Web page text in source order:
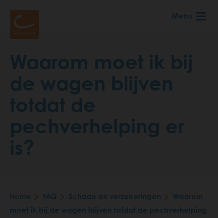
Menu
Waarom moet ik bij
de wagen blijven
totdat de
pechverhelping er
is?
Breadcrumb
Home FAQ Schade en verzekeringen
Waarom
moet ik bij de wagen blijven totdat de pechverhelping